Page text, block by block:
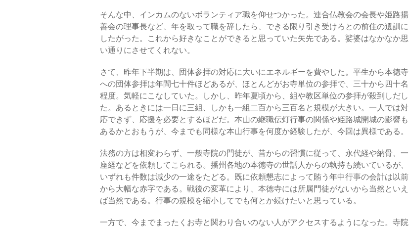
そんな中、インカムのないボランティア職を仰せつかった。連合仏教会の会長や姫路揚
善会の理事長など、年を取って職を辞したら、できる限り引き受けろとの前住の遺訓に
したがった。これから好きなことができると思っていた矢先である。 娑婆はなかなか思
い通りにさせてくれない。
さて、昨年下半期は、団体参拝の対応に大いにエネルギーを費やした。平生から本徳寺
への団体参拝は年間七十件ほどあるが、ほとんどがお寺単位の参拝で、三十から四十名
程度。気軽にこなしていた。しかし、昨年夏頃から、組や教区単位の参拝が殺到しだし
た。あるときには一日に三組、しかも一組二百から三百名と規模が大きい。一人では対
応できず、応援を必要とするほどだ。本山の継職伝灯行事の関係や姫路城開城の影響も
あるかとおもうが、今までも同様な本山行事を何度か経験したが、今回は異様である。
法務の方は相変わらず、一般寺院の門徒が、昔からの習慣に従って、永代経や納骨、一
座経などを依頼してこられる。播州各地の本徳寺の世話人からの執持も続いているが、
いずれも件数は減少の一途をたどる。既に依頼懇志によって賄う年中行事の会計は以前
から大幅な赤字である。戦後の変革により、本徳寺には所属門徒がないから当然といえ
ば当然である。行事の規模を縮小してでも何とか続けたいと思っている。
一方で、今までまったくお寺と関わり合いのない人がアクセスするようになった。寺院